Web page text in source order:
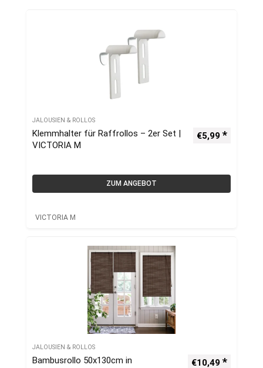
JALOUSIEN & ROLLOS
Klemmhalter für Raffrollos – 2er Set |
VICTORIA M
€5,99
ZUM ANGEBOT
VICTORIA M
JALOUSIEN & ROLLOS
Bambusrollo 50x130cm in
€10,49